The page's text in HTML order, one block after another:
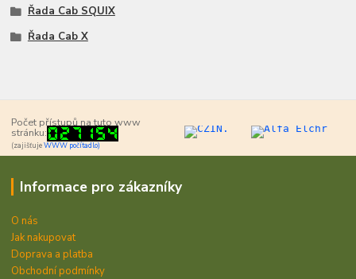
Řada Cab SQUIX
Řada Cab X
Počet přístupů na tuto www
stránku:
(zajišťujeWWW počítadlo)
Informace pro zákazníky
O nás
Jak nakupovat
Doprava a platba
Obchodní podmínky